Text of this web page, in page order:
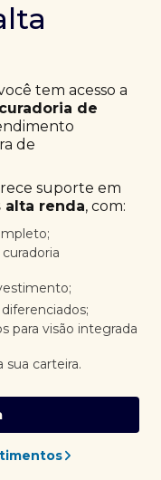
tem acesso a
curadoria de
de
suporte em
alta renda, com:
para visão integrada
carteira.